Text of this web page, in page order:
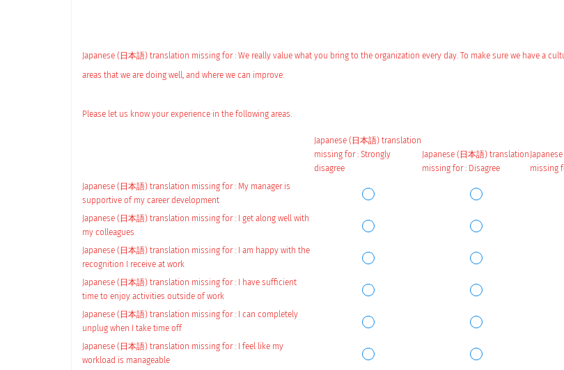
Japanese (日本語) translation missing for : We really value what you bring to the organization every day. To make sure we have a
areas that we are doing well, and where we can improve.
Please let us know your experience in the following areas.
Japanese (日本語) translation
missing for : Strongly
disagree
Japanese (日本語) translation
missing for : Disagree
missing
Japanese (日本語) translation missing for : My manager is
supportive of my career development
Japanese (日本語) translation missing for : I get along well with
my colleagues
Japanese (日本語) translation missing for : I am happy with the
recognition I receive at work
Japanese (日本語) translation missing for : I have sufficient
time to enjoy activities outside of work
Japanese (日本語) translation missing for : I can completely
unplug when I take time off
Japanese (日本語) translation missing for : I feel like my
workload is manageable